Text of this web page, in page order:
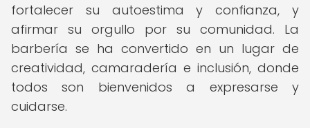
fortalecer su autoestima y confianza, y
afirmar su orgullo por su comunidad. La
barbería se ha convertido en un lugar de
creatividad, camaradería e inclusión, donde
todos son bienvenidos a expresarse y
cuidarse.